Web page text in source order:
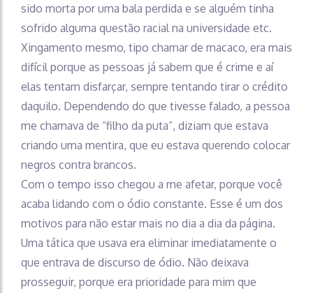
sido morta por uma bala perdida e se alguém tinha
sofrido alguma questão racial na universidade etc.
Xingamento mesmo, tipo chamar de macaco, era mais
difícil porque as pessoas já sabem que é crime e aí
elas tentam disfarçar, sempre tentando tirar o crédito
daquilo. Dependendo do que tivesse falado, a pessoa
me chamava de “filho da puta”, diziam que estava
criando uma mentira, que eu estava querendo colocar
negros contra brancos.
Com o tempo isso chegou a me afetar, porque você
acaba lidando com o ódio constante. Esse é um dos
motivos para não estar mais no dia a dia da página.
Uma tática que usava era eliminar imediatamente o
que entrava de discurso de ódio. Não deixava
prosseguir, porque era prioridade para mim que